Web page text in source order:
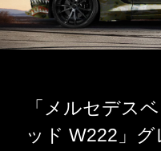
「メルセデス
ッド W222」